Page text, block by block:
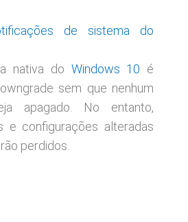
de sistema do
nativa do Windows 10 é
sem que nenhum
apagado. No entanto,
e configurações alteradas
perdidos.